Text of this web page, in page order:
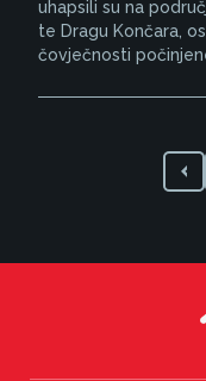
uhapsili su na
te Dragu Končara,
čovječnosti